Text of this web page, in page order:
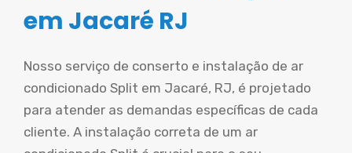
em Jacaré RJ
Nosso serviço de conserto e instalação de ar
condicionado Split em Jacaré, RJ, é projetado
para atender as demandas específicas de cada
cliente. A instalação correta de um ar